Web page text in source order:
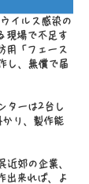
イルス感染の
現場で不足す
用「フェース
し、無償で届
ターは2台し
り、製作能
近郊の企業、
出来れば、よ